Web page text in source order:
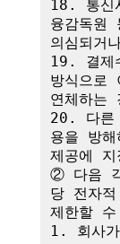
18. 통신
융감독원
의심되거
19. 결제
방식으로
연체하는
20. 다른
용을 방해
제공에
② 다음
당 전자
제한할
1. 회사